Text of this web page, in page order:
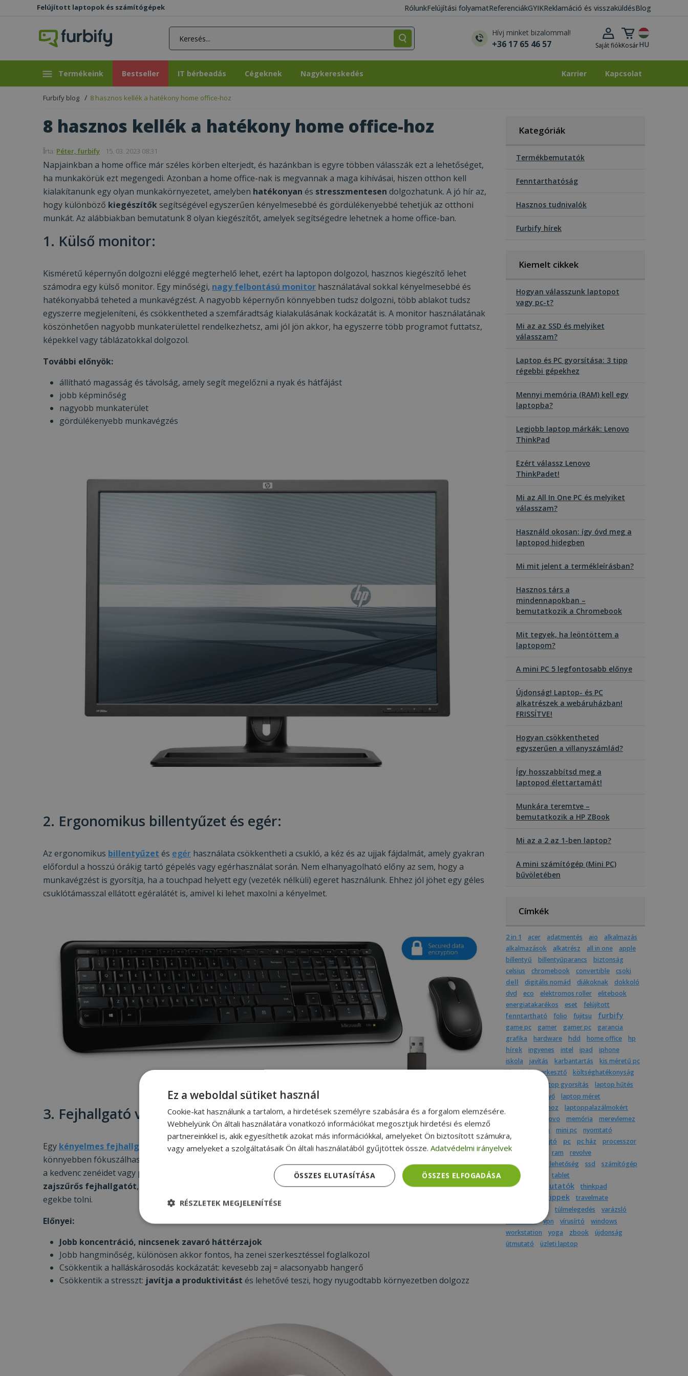
Felújított laptopok és számítógépek RólunkFelújítási folyamatReferenciákGYIKReklamáció és visszaküldésBlog
Hívj minket bizalommal!
+36 17 65 46 57 Saját fiók
Kosár lenyitása
KosárHU
Termékeink Bestseller
Bestseller IT bérbeadás
IT bérbeadás Cégeknek
Cégeknek Nagykereskedés
Nagykereskedés Karrier
Karrier Kapcsolat
Kapcsolat
Furbify blog 8 hasznos kellék a hatékony home office-hoz
8 hasznos kellék a hatékony home office-hoz
Ǐrta: Péter, furbify 15. 03. 2023 08:31
Napjainkban a home office már széles körben elterjedt, és hazánkban is egyre többen válasszák ezt a lehetőséget,
ha munkakörük ezt megengedi. Azonban a home office-nak is megvannak a maga kihívásai, hiszen otthon kell
kialakítanunk egy olyan munkakörnyezetet, amelyben hatékonyan és stresszmentesen dolgozhatunk. A jó hír az,
hogy különböző kiegészítőksegítségével egyszerűen kényelmesebbé és gördülékenyebbé tehetjük az otthoni
munkát. Az alábbiakban bemutatunk 8 olyan kiegészítőt, amelyek segítségedre lehetnek a home office-ban.
1. Külső monitor:
Kisméretű képernyőn dolgozni eléggé megterhelő lehet, ezért ha laptopon dolgozol, hasznos kiegészítő lehet
számodra egy külső monitor. Egy minőségi, nagy felbontású monitor használatával sokkal kényelmesebbé és
hatékonyabbá teheted a munkavégzést. A nagyobb képernyőn könnyebben tudsz dolgozni, több ablakot tudsz
egyszerre megjeleníteni, és csökkentheted a szemfáradtság kialakulásának kockázatát is. A monitor használatának
köszönhetően nagyobb munkaterülettel rendelkezhetsz, ami jól jön akkor, ha egyszerre több programot futtatsz,
képekkel vagy táblázatokkal dolgozol.
További előnyök:
állítható magasság és távolság, amely segít megelőzni a nyak és hátfájást
jobb képminőség
nagyobb munkaterület
gördülékenyebb munkavégzés
2. Ergonomikus billentyűzet és egér:
Az ergonomikus billentyűzet és egér használata csökkentheti a csukló, a kéz és az ujjak fájdalmát, amely gyakran
előfordul a hosszú órákig tartó gépelés vagy egérhasználat során. Nem elhanyagolható előny az sem, hogy a
munkavégzést is gyorsítja, ha a touchpad helyett egy (vezeték nélküli) egeret használunk. Ehhez jól jöhet egy géles
csuklótámasszal ellátott egéralátét is, amivel ki lehet maxolni a kényelmet.
3. Fejhallgató vagy headset:
Egy kényelmes fejhallgató
vagy a headset lehetővé teszi, hogy hatékonyan kommunikálj a munkatársaiddal, és
könnyebben fókuszálhass a munkádra, ha zajos környezetben dolgozol. A munkaidő is gyorsabban telik, ha közben
a kedvenc zenéidet vagy podcasteket hallgatsz, ezért érdemes egy minőségi fejhallgatót választani. Válassz
zajszűrős fejhallgatót, melynek segítségével kiszűrhetők a kellemetlen háttérzajok és a hangerőt sem kell az
egekbe tolni.
Előnyei:
Jobb koncentráció, nincsenek zavaró háttérzajok
Jobb hangminőség, különösen akkor fontos, ha zenei szerkesztéssel foglalkozol
Csökkentik a halláskárosodás kockázatát: kevesebb zaj = alacsonyabb hangerő
Csökkentik a stresszt: javítja a produktivitást és lehetővé teszi, hogy nyugodtabb környezetben dolgozz
Kategóriák
Termékbemutatók
Fenntarthatóság
Hasznos tudnivalók
Furbify hírek
Kiemelt cikkek
Hogyan válasszunk laptopot
vagy pc-t?
Mi az az SSD és melyiket
válasszam?
Laptop és PC gyorsítása: 3 tipp
régebbi gépekhez
Mennyi memória (RAM) kell egy
laptopba?
Legjobb laptop márkák: Lenovo
ThinkPad
Ezért válassz Lenovo
ThinkPadet!
Mi az All In One PC és melyiket
válasszam?
Használd okosan: így óvd meg a
laptopod hidegben
Mi mit jelent a termékleírásban?
Hasznos társ a
mindennapokban –
bemutatkozik a Chromebook
Mit tegyek, ha leöntöttem a
laptopom?
A mini PC 5 legfontosabb előnye
Újdonság! Laptop- és PC
alkatrészek a webáruházban!
FRISSÍTVE!
Hogyan csökkentheted
egyszerűen a villanyszámlád?
Így hosszabbítsd meg a
laptopod élettartamát!
Munkára teremtve –
bemutatkozik a HP ZBook
Mi az a 2 az 1-ben laptop?
A mini számítógép (Mini PC)
bűvöletében
Címkék
2 in 1 acer adatmentés aio
alkalmazás
alkalmazások
alkatrész all in one
apple
billentyű
billentyűparancs
biztonság
celsius
chromebook convertible csoki
dell digitális nomád diákoknak
dokkoló
dvd
eco elektromos roller
elitebook
energiatakarékos
eset felújított
fenntartható folio fujitsu furbify
game pc gamer gamer pc
garancia
grafika
hardware hdd home office hp
hírek ingyenes intel ipad
iphone
iskola
javítás karbantartás
kis méretű pc
kkv
képszerkesztő költséghatékonyság
laptop gyorsítás
laptop hűtés
laptop képernyő
laptop méret
laptop utazáshoz
laptoppalazálmokért
lenovo memória
merevlemez
mindenegyben
mini pc
nyomtató
optikai meghajtó
pc pc ház
processzor
produktivitás
ram
revolve
részletfizetési lehetőség
ssd
számítógép
színes laptop
tablet
termékbemutatók
thinkpad
tippek travelmate
tudnivalók túlmelegedés
varázsló
videóhívás
vpn vírusírtó
windows
workstation
yoga zbook
újdonság
útmutató
üzleti laptop
Ez a weboldal sütiket használ
Cookie-kat használunk a tartalom, a hirdetések személyre szabására és a forgalom elemzésére.
Webhelyünk Ön általi használatára vonatkozó információkat megosztjuk hirdetési és elemző
partnereinkkel is, akik egyesíthetik azokat más információkkal, amelyeket Ön biztosított számukra,
vagy amelyeket a szolgáltatásaik Ön általi használatából gyűjtöttek össze. Adatvédelmi irányelvek
ÖSSZES ELFOGADÁSA
ÖSSZES ELUTASÍTÁSA
RÉSZLETEK MEGJELENÍTÉSE
Elengedhetetlenül
Teljesítmény Célzás Funkcionalitás Besorolatlan
Az elengedhetetlenül szükséges sütik lehetővé teszik a webhely alapvető funkcióit, például a felhasználói bejelentkezést és
a fiókkezelést. A weboldal nem használható megfelelően az elengedhetetlenül szükséges sütik nélkül.
Szolgáltató /
Leírás
4 hét 2
Ezt a cookie-t a Cookie-Script.com szolgáltatás használja a